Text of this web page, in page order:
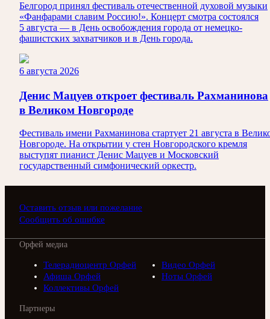
Белгород принял фестиваль отечественной духовой музыки
«Фанфарами славим Россию!». Концерт смотра состоялся
5 августа — в День освобождения города от немецко-
фашистских захватчиков и в День города.
6 августа 2026
Денис Мацуев откроет фестиваль Рахманинова
в Великом Новгороде
Фестиваль имени Рахманинова стартует 21 августа в
Новгороде. На открытии у стен Новгородского кремля
выступят пианист Денис Мацуев и Московский
государственный симфонический оркестр.
Оставить отзыв или пожелание
Сообщить об ошибке
Орфей медиа
Телерадиоцентр Орфей
Видео Орфей
Афиша Орфей
Ноты Орфей
Коллективы Орфей
Партнеры